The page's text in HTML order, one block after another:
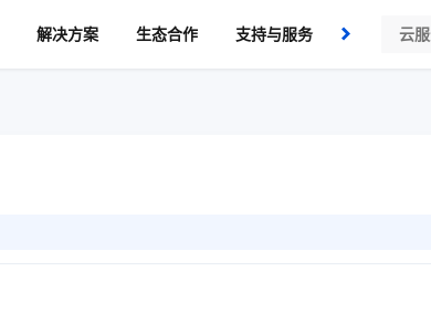
解决方案 生态合作 支持与服务
了解我们